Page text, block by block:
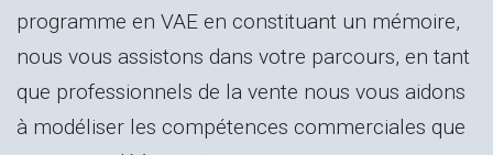
programme en VAE en constituant un mémoire,
nous vous assistons dans votre parcours, en tant
que professionnels de la vente nous vous aidons
à modéliser les compétences commerciales que